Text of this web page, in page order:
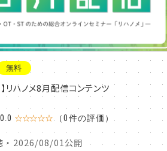
無料
リハノメ8月配信コンテンツ
0.0 ☆☆☆☆☆ （0件の評価）
・ 2026/08/01公開